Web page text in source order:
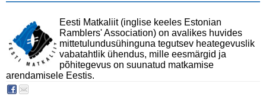
Eesti Matkaliit (inglise keeles Estonian
Ramblers' Association) on avalikes huvides
mittetulundusühinguna tegutsev heategevuslik
vabatahtlik ühendus, mille eesmärgid ja
põhitegevus on suunatud matkamise
arendamisele Eestis.